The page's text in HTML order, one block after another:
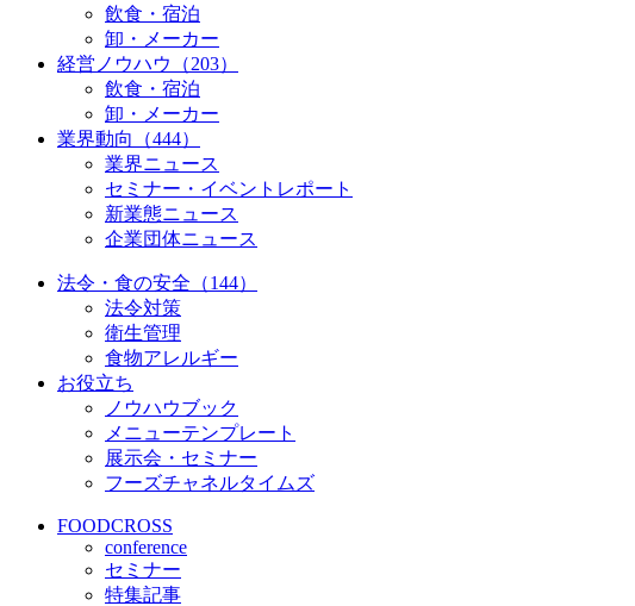
飲食・宿泊
卸・メーカー
経営ノウハウ（203）
飲食・宿泊
卸・メーカー
業界動向（444）
業界ニュース
セミナー・イベントレポート
新業態ニュース
企業団体ニュース
法令・食の安全（144）
法令対策
衛生管理
食物アレルギー
お役立ち
ノウハウブック
メニューテンプレート
展示会・セミナー
フーズチャネルタイムズ
FOODCROSS
conference
セミナー
特集記事